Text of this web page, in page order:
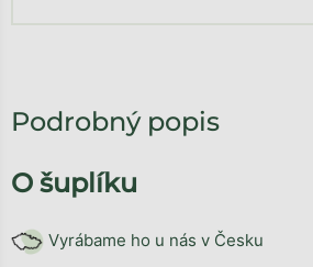
Podrobný popis
O šuplíku
Vyrábame ho u nás v Česku